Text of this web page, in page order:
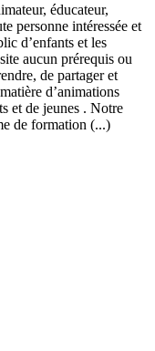
éducateur,
personne intéressée et
d’enfants et les
aucun prérequis ou
de partager et
d’animations
et de jeunes . Notre
de formation (...)